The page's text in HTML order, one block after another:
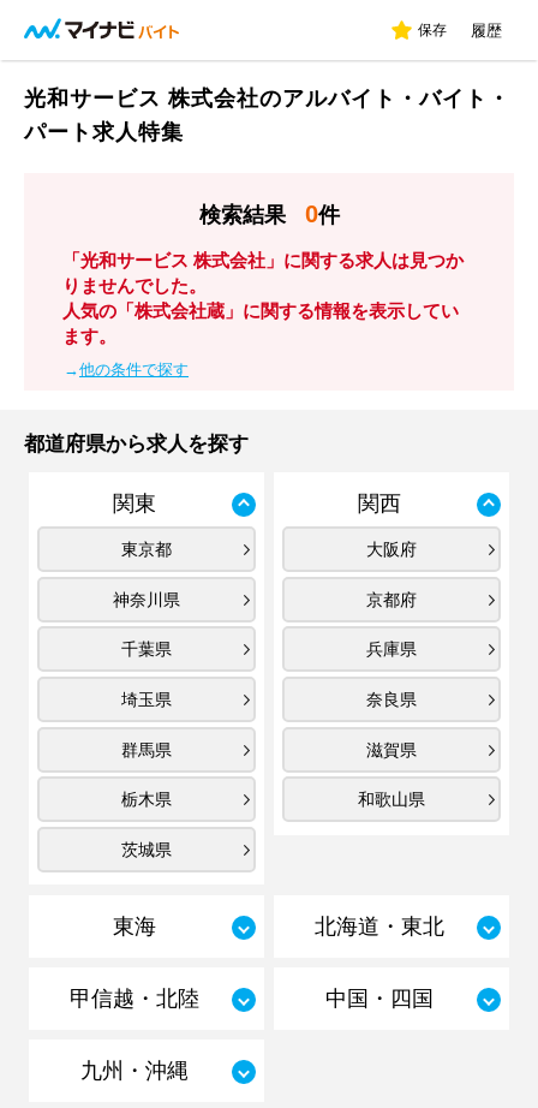
保存 履歴
光和サービス 株式会社のアルバイト・バイト・
パート求人特集
検索結果 0件
「光和サービス 株式会社」に関する求人は見つか
りませんでした。
人気の「株式会社蔵」に関する情報を表示してい
ます。
→他の条件で探す
都道府県から求人を探す
関東
東京都
神奈川県
千葉県
埼玉県
群馬県
栃木県
茨城県
関西
大阪府
京都府
兵庫県
奈良県
滋賀県
和歌山県
東海 北海道・東北
甲信越・北陸 中国・四国
九州・沖縄